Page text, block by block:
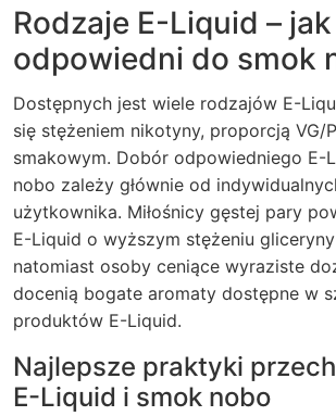
Rodzaje E-Liquid –
odpowiedni do smok
Dostępnych jest wiele rodzajów E-
się stężeniem nikotyny, proporcją VG/
smakowym. Dobór odpowiedniego E-
nobo zależy głównie od
użytkownika. Miłośnicy gęstej pary
E-Liquid o wyższym stężeniu
natomiast osoby ceniące wyraziste
docenią bogate aromaty dostępne w
produktów E-Liquid.
Najlepsze praktyki
E-Liquid i smok nobo